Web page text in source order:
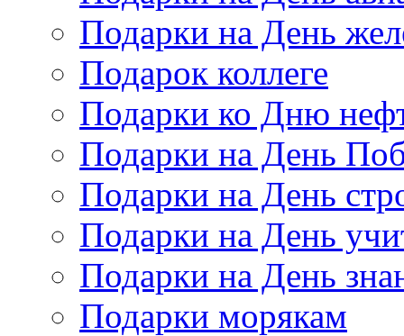
Подарки на День
Подарок коллеге
Подарки ко Дню
Подарки на День
Подарки на День
Подарки на День
Подарки на День
Подарки морякам